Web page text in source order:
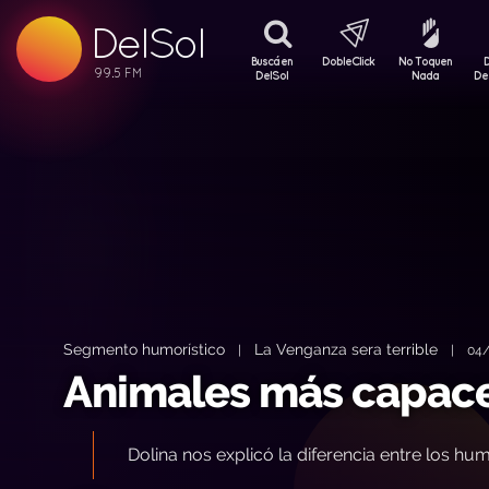
DelSol
99.5 FM
99.5 FM
99.5 FM
Buscá en
DelSol
DobleClick
No Toquen
Nada
Segmento humorístico| La Venganza sera terrible |
Animales más
Dolina nos explicó la diferencia entre los